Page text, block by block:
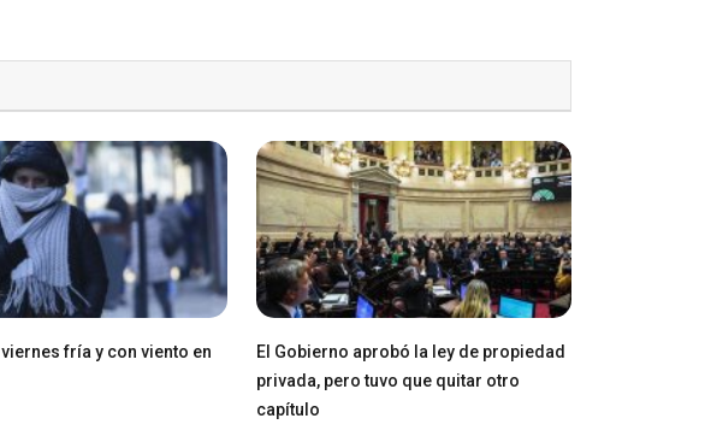
fría y con viento en
El Gobierno aprobó la ley de propiedad
privada, pero tuvo que quitar otro
capítulo